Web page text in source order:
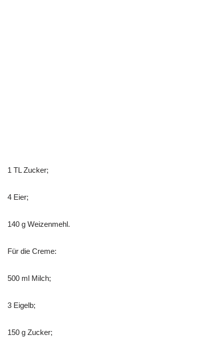
1 TL Zucker;
4 Eier;
140 g Weizenmehl.
Für die Creme:
500 ml Milch;
3 Eigelb;
150 g Zucker;